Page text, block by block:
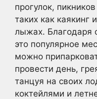
прогулок,
таких как каякинг
лыжах. Благодаря
это популярное
можно
провести день,
танцуя на своих
коктейлями и